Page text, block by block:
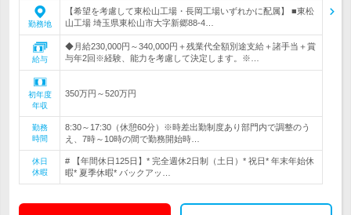
勤務地
【希望を考慮して東松山工場・長岡工場いずれかに配属】 ■東松
山工場 埼玉県東松山市大字新郷88-4…
給与
◆月給230,000円～340,000円＋残業代全額別途支給＋諸手当＋賞
与年2回※経験、能力を考慮して決定します。※…
初年度
年収
350万円～520万円
勤務
時間
8:30～17:30（休憩60分）※時差出勤制度あり部門内で調整のう
え、7時～10時の間で勤務開始時…
休日
休暇
# 【年間休日125日】* 完全週休2日制（土日）* 祝日* 年末年始休
暇* 夏季休暇* バックアッ…